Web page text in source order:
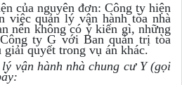
của nguyên đơn: Công ty hiện
việc quản lý vận hành tòa nhà
nên không có ý kiến gì, những
ty G với Ban quản trị tòa
giải quyết trong vụ án khác.
vận hành nhà chung cư Y (gọi